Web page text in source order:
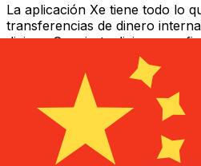
La aplicación Xe tiene todo lo
transferencias de dinero
divisas. Convierte divisas,
transfiere dinero al extranjero
¡Descarga hoy!